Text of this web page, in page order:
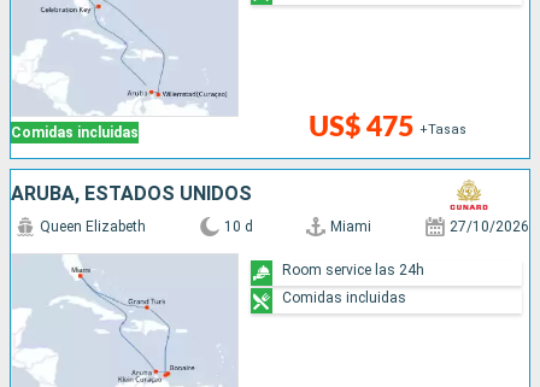
Comidas incluidas US$ 475 +Tasas
ARUBA, ESTADOS UNIDOS
Queen Elizabeth 10 d Miami 27/10/2026
Room service las 24h
Comidas incluidas